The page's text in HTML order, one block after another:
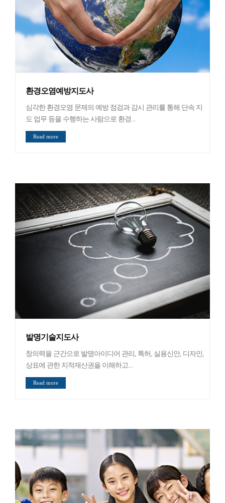
환경오염예방지도사
심각한 환경오염 문제의 예방 점검과 감시 관리를 통해 단속 지
도 업무 등을 수행하는 사람으로 환경...
Read more
발명기술지도사
창의력을 근간으로 발명아이디어 관리, 특허, 실용신안, 디자인,
상표에 관한 지적재산권을 이해하고...
Read more